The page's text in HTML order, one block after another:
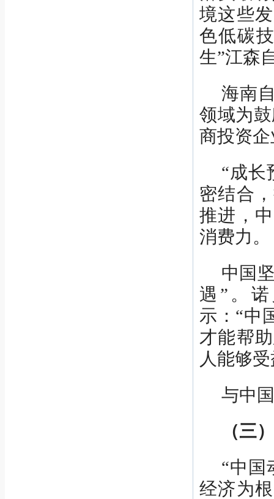
境这些
色低碳
生”江森
海南
领域为
商投资企
“成长
密结合
推进，
消费力。
中国
遇”。
示：“中
才能帮
人能够
与中
（三）
“中国
经济为